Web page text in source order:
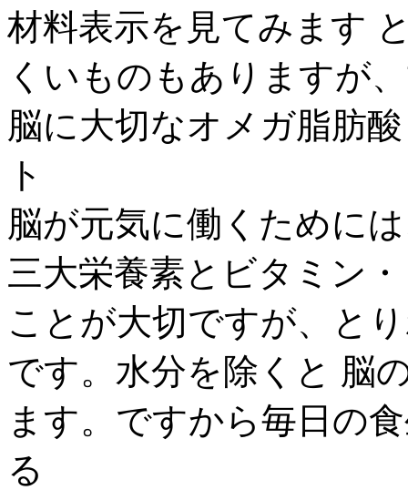
材料表示を見てみます
くいものもありますが
脳に大切なオメガ脂肪
ト
脳が元気に働くために
三大栄養素とビタミン
ことが大切ですが、と
です。水分を除くと 脳
ます。ですから毎日の
る